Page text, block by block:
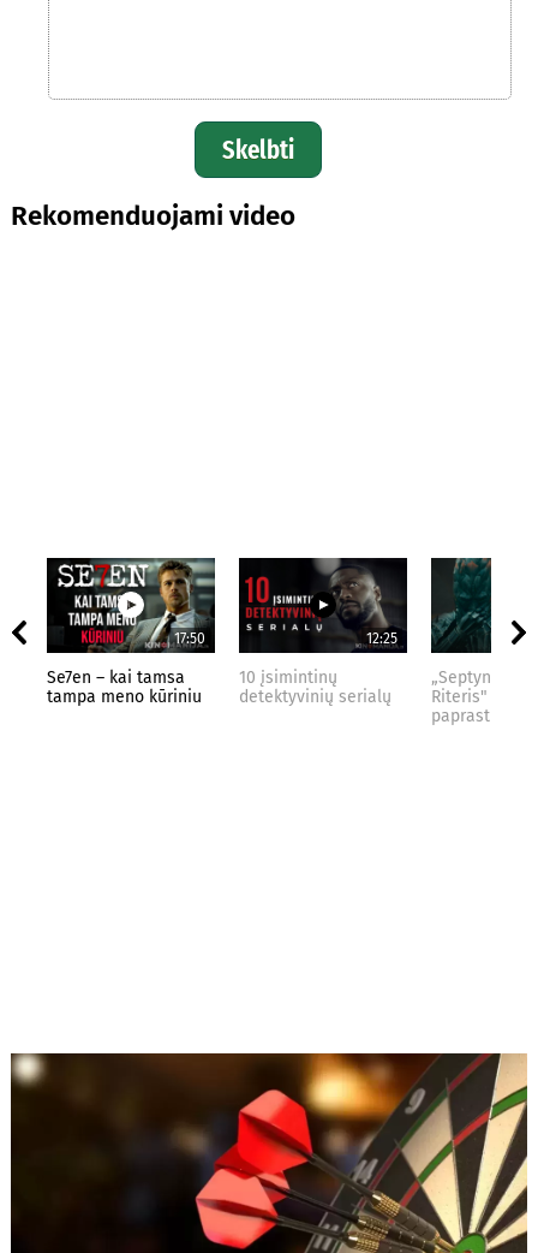
Skelbti
Rekomenduojami video
17:50
Se7en – kai tamsa
tampa meno kūriniu
12:25
10 įsimintinų
detektyvinių serialų
„Septynių
Riteris" – kai
paprastumas